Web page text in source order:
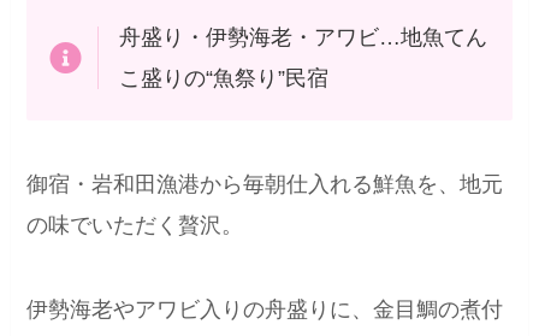
舟盛り・伊勢海老・アワビ…地魚てん
こ盛りの“魚祭り”民宿
御宿・岩和田漁港から毎朝仕入れる鮮魚を、地元
の味でいただく贅沢。
伊勢海老やアワビ入りの舟盛りに、金目鯛の煮付